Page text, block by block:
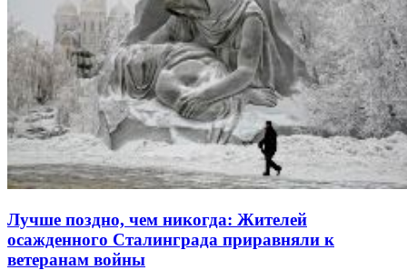
Лучше поздно, чем никогда: Жителей
осажденного Сталинграда приравняли к
ветеранам войны